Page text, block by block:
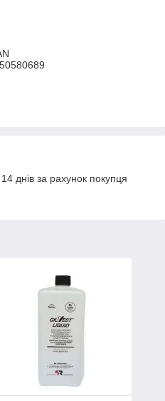
днів за рахунок покупця